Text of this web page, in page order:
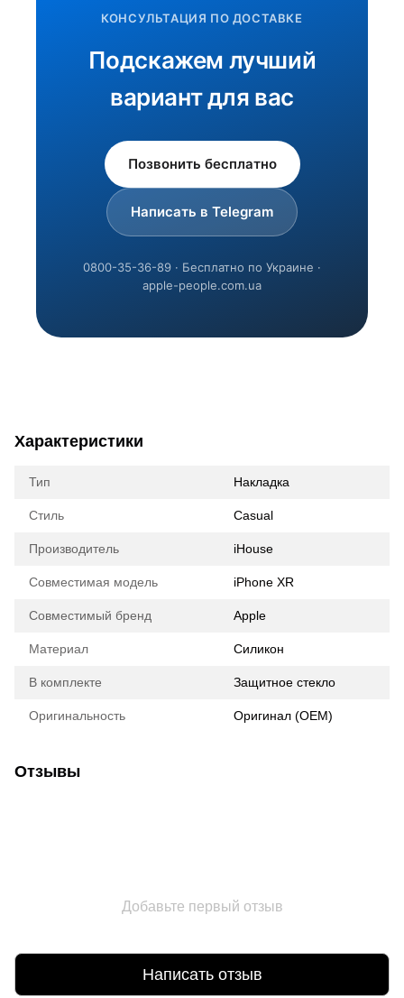
КОНСУЛЬТАЦИЯ ПО ДОСТАВКЕ
Подскажем лучший
вариант для вас
Позвонить бесплатно
Написать в Telegram
0800-35-36-89 · Бесплатно по Украине ·
apple-people.com.ua
Характеристики
Тип Накладка
Стиль Casual
Производитель iHouse
Совместимая модель iPhone XR
Совместимый бренд Apple
Материал Силикон
В комплекте Защитное стекло
Оригинальность Оригинал (ОЕМ)
Отзывы
Добавьте первый отзыв
Написать отзыв